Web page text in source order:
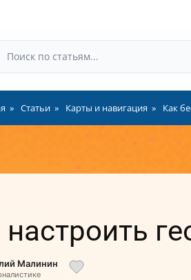
Статьи Карты и навигация Как
Малинин